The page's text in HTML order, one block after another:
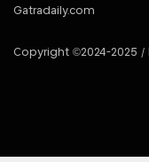
Gatradaily.com
Copyright ©2024-2025 /